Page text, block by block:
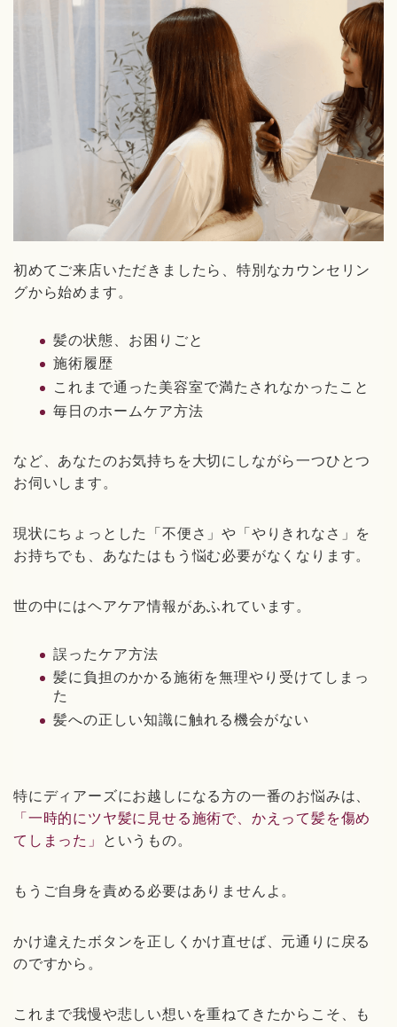
初めてご来店いただきましたら、特別なカウンセリン
グから始めます。
髪の状態、お困りごと
施術履歴
これまで通った美容室で満たされなかったこと
毎日のホームケア方法
など、あなたのお気持ちを大切にしながら一つひとつ
お伺いします。
現状にちょっとした「不便さ」や「やりきれなさ」を
お持ちでも、あなたはもう悩む必要がなくなります。
世の中にはヘアケア情報があふれています。
誤ったケア方法
髪に負担のかかる施術を無理やり受けてしまっ
た
髪への正しい知識に触れる機会がない
特にディアーズにお越しになる方の一番のお悩みは、
「一時的にツヤ髪に見せる施術で、かえって髪を傷め
てしまった」
というもの。
もうご自身を責める必要はありませんよ。
かけ違えたボタンを正しくかけ直せば、元通りに戻る
のですから。
これまで我慢や悲しい想いを重ねてきたからこそ、も